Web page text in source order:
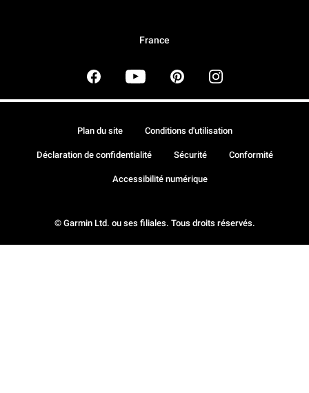
France
© Garmin Ltd. ou ses filiales. Tous droits réservés.
Plan du site Conditions d'utilisation
Déclaration de confidentialité Sécurité Conformité
Accessibilité numérique